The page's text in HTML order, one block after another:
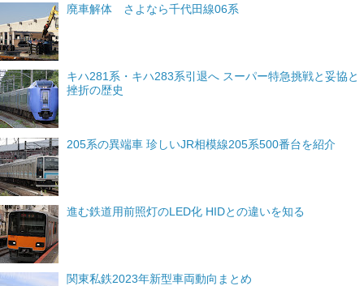
廃車解体 さよなら千代田線06系
キハ281系・キハ283系引退へ スーパー特急挑戦と妥協と
挫折の歴史
205系の異端車 珍しいJR相模線205系500番台を紹介
進む鉄道用前照灯のLED化 HIDとの違いを知る
関東私鉄2023年新型車両動向まとめ